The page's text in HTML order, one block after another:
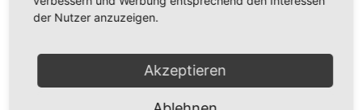
unterschätzendes gesundheitliches und
Pharaoameise gehört zu den gefährlichsten
Ameisenarten überhaupt. Ursprünglich in
Indien beheimatet, ist sie mittlerweile
der Nutzer anzuzeigen.
Akzeptieren